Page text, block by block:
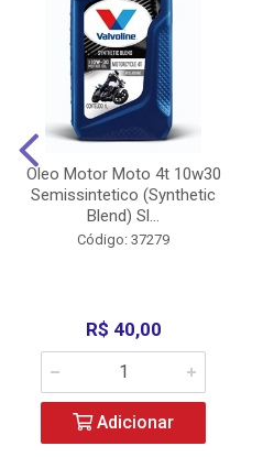
Oleo Motor Moto 4t 10w30
Semissintetico (Synthetic
Blend) Sl...
Código: 37279
R$ 40,00
Adicionar